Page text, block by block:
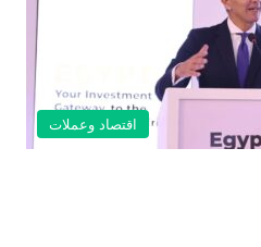
اقتصاد وعملات